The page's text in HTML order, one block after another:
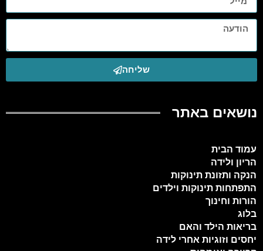
שליחה
נושאים באתר
עמוד הבית
הריון ולידה
הנקה ותזונת תינוקות
התפתחות תינוקות וילדים
הורות וחינוך
בלוג
בריאות הילד והאם
יחסים וזוגיות אחרי לידה